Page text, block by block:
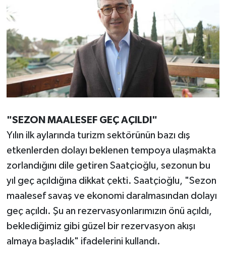
"SEZON MAALESEF GEÇ AÇILDI"
Yılın ilk aylarında turizm sektörünün bazı dış
etkenlerden dolayı beklenen tempoya ulaşmakta
zorlandığını dile getiren Saatçioğlu, sezonun bu
yıl geç açıldığına dikkat çekti. Saatçioğlu, "Sezon
maalesef savaş ve ekonomi daralmasından dolayı
geç açıldı. Şu an rezervasyonlarımızın önü açıldı,
beklediğimiz gibi güzel bir rezervasyon akışı
almaya başladık" ifadelerini kullandı.